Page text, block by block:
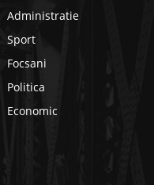
Administratie
Sport
Focsani
Politica
Economic